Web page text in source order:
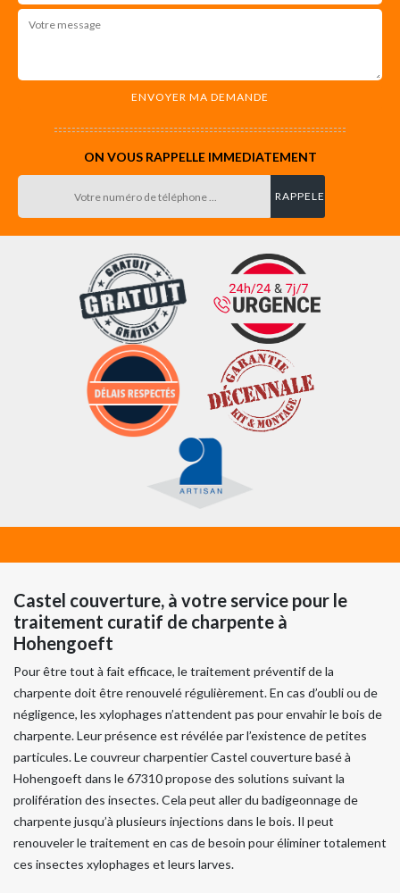
ON VOUS RAPPELLE IMMEDIATEMENT
Castel couverture, à votre service pour le
traitement curatif de charpente à
Hohengoeft
Pour être tout à fait efficace, le traitement préventif de la
charpente doit être renouvelé régulièrement. En cas d’oubli ou de
négligence, les xylophages n’attendent pas pour envahir le bois de
charpente. Leur présence est révélée par l’existence de petites
particules. Le couvreur charpentier Castel couverture basé à
Hohengoeft dans le 67310 propose des solutions suivant la
prolifération des insectes. Cela peut aller du badigeonnage de
charpente jusqu’à plusieurs injections dans le bois. Il peut
renouveler le traitement en cas de besoin pour éliminer totalement
ces insectes xylophages et leurs larves.